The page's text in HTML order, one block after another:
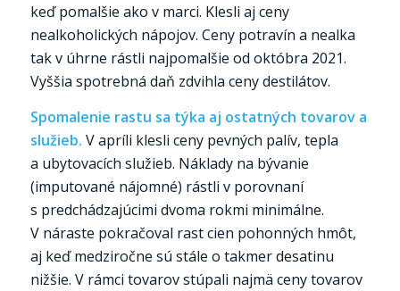
keď pomalšie ako v marci. Klesli aj ceny
nealkoholických nápojov. Ceny potravín a nealka
tak v úhrne rástli najpomalšie od októbra 2021.
Vyššia spotrebná daň zdvihla ceny destilátov.
Spomalenie rastu sa týka aj ostatných tovarov a
služieb. V apríli klesli ceny pevných palív, tepla
a ubytovacích služieb. Náklady na bývanie
(imputované nájomné) rástli v porovnaní
s predchádzajúcimi dvoma rokmi minimálne.
V náraste pokračoval rast cien pohonných hmôt,
aj keď medziročne sú stále o takmer desatinu
nižšie. V rámci tovarov stúpali najmä ceny tovarov